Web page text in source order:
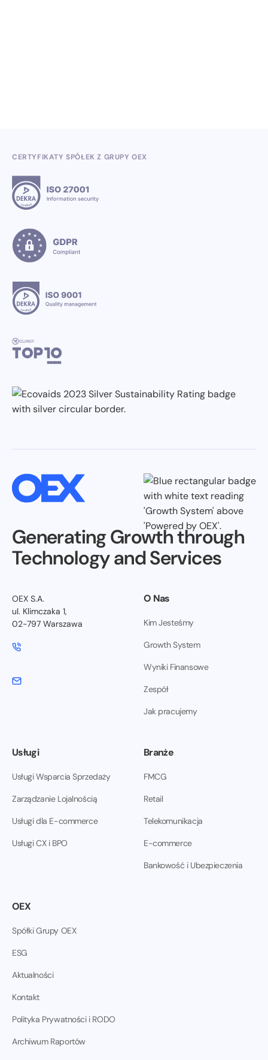
CERTYFIKATY SPÓŁEK Z GRUPY OEX
Generating Growth through
Technology and Services
OEX S.A.
ul. Klimczaka 1,
02-797 Warszawa
O Nas
Kim Jesteśmy
Growth System
Wyniki Finansowe
Zespół
Jak pracujemy
Usługi
Usługi Wsparcia Sprzedaży
Zarządzanie Lojalnością
Usługi dla E-commerce
Usługi CX i BPO
Branże
FMCG
Retail
Telekomunikacja
E-commerce
Bankowość i Ubezpieczenia
OEX
Spółki Grupy OEX
ESG
Aktualności
Kontakt
Polityka Prywatności i RODO
Archiwum Raportów